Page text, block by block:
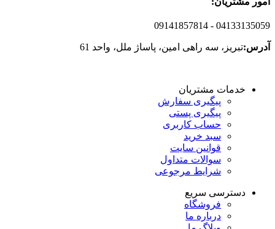
- 04133135059
09141857814
آدرس:تبریز، سه راهی امین، پاساژ ملل، واحد 61
خدمات مشتریان
پیگیری سفارش
پیگیری پستی
حساب کاربری
سبد خرید
قوانین سایت
سوالات متداول
شرایط مرجوعی
دسترسی سریع
فروشگاه
درباره ما